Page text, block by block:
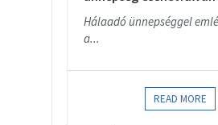
Hálaadó ünnepséggel
a...
READ MORE